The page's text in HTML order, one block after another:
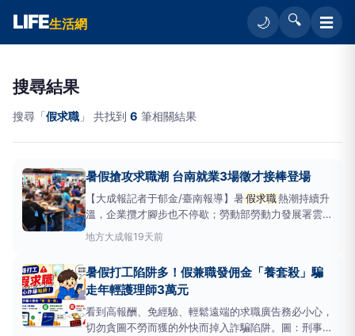
LIFE生活網 🌙 🔍 ☰
搜尋結果
搜尋「假求職 」 共找到 6 筆相關結果
暑假搶攻求職潮 台南就業3場徵才接棒登場
【大成報記者于郁金/臺南報導】暑假求職熱潮持續升
溫，企業攬才腳步也不停歇；勞動部勞動力發展署雲嘉
南分署台南就業中心7月上旬開辦3場徵才活動，協助
求職民眾媒合就業；下旬再接續推出3場聯合徵才，邀
作機會，涵蓋科技製造、生技、零售服務、教育及餐飲
等多元產業
地方大成報19天前
暑假打工陷阱多！假兼職發佣金「養套殺」騙
走年輕護理師3萬元
看到高報酬、免經驗、輕鬆遠端的求職廣告務必小心，
切勿貪圖不勞而獲的外快而掉入詐騙陷阱。圖：刑事局